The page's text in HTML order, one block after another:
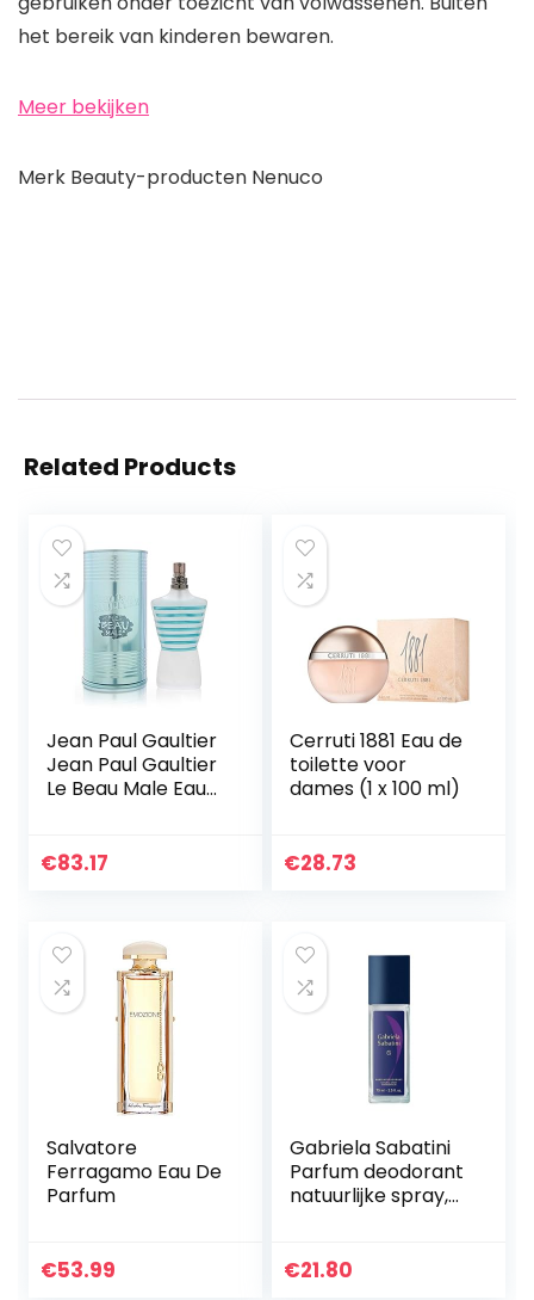
het bereik van kinderen bewaren.
Meer bekijken
Merk Beauty-producten Nenuco
Related Products
Jean Paul Gaultier
Jean Paul Gaultier
Le Beau Male Eau
€83.17
Cerruti 1881 Eau de
toilette voor
dames (1 x 100 ml)
€28.73
Salvatore
Ferragamo Eau De
Parfum
€53.99
Gabriela Sabatini
Parfum deodorant
natuurlijke spray,
€21.80